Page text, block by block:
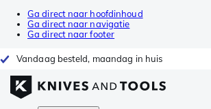
Ga direct naar hoofdinhoud
Ga direct naar navigatie
Ga direct naar footer
Vandaag besteld, maandag in huis